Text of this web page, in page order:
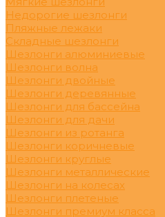
Недорогие шезлонги
Пляжные лежаки
Складные шезлонги
Шезлонги алюминиевые
Шезлонги волна
Шезлонги двойные
Шезлонги деревянные
Шезлонги для бассейна
Шезлонги для дачи
Шезлонги из ротанга
Шезлонги коричневые
Шезлонги круглые
Шезлонги металлические
Шезлонги на колесах
Шезлонги плетеные
Шезлонги премиум класса